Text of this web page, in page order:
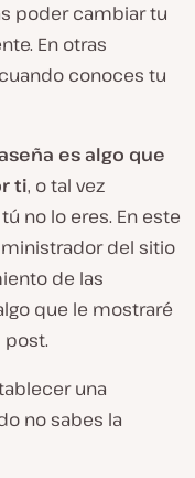
poder cambiar tu
En otras
conoces tu
es algo que
ti, o tal vez
no lo eres. En este
del sitio
de las
que le mostraré
post.
una
no sabes la